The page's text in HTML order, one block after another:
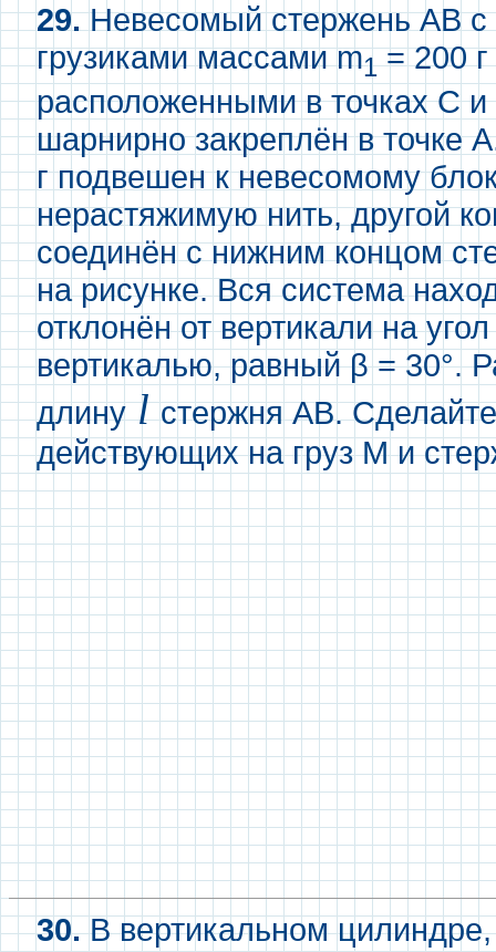
29.Невесомый стержень АВ
грузиками массами m1= 200 г
расположенными в точках C и
шарнирно закреплён в точке
г подвешен к невесомому
нерастяжимую нить, другой
соединён с нижним концом
на рисунке. Вся система
отклонён от вертикали на
вертикалью, равный β = 30°.
длинуlстержня АВ.
действующих на груз M и
30.В вертикальном